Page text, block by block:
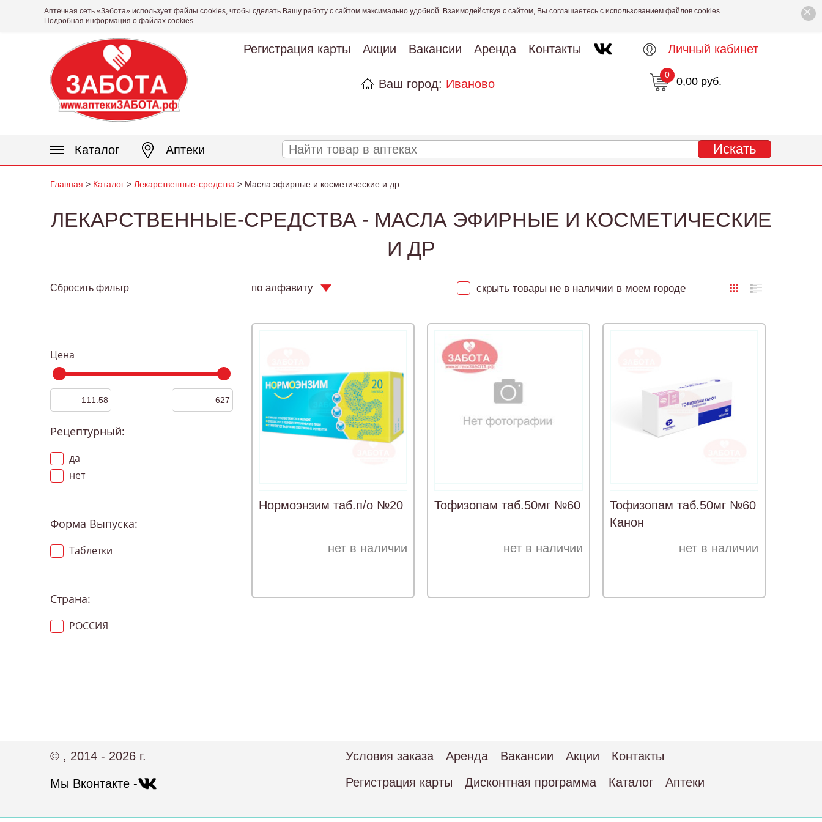
×
Аптечная сеть «Забота» использует файлы cookies, чтобы сделать Вашу работу с сайтом максимально удобной. Взаимодействуя с сайтом, Вы соглашаетесь с использованием файлов cookies.
Подробная информация о файлах cookies.
Регистрация карты Акции Вакансии Аренда Контакты
Ваш город: Иваново
Личный кабинет
0,00 руб.
0
Каталог Аптеки
Главная > Каталог > Лекарственные-средства > Масла эфирные и косметические и др
ЛЕКАРСТВЕННЫЕ-СРЕДСТВА - МАСЛА ЭФИРНЫЕ И КОСМЕТИЧЕСКИЕ
И ДР
Сбросить фильтр
Цена
Рецептурный:
да
нет
Форма Выпуска:
Таблетки
Страна:
РОССИЯ
по алфавиту скрыть товары не в наличии в моем городе
Нормоэнзим таб.п/о №20
нет в наличии
Тофизопам таб.50мг №60
нет в наличии
Тофизопам таб.50мг №60
Канон
нет в наличии
© , 2014 - 2026 г.
Мы Вконтакте -
Условия заказа Аренда Вакансии Акции
Контакты
Регистрация карты
Дисконтная программа Каталог Аптеки